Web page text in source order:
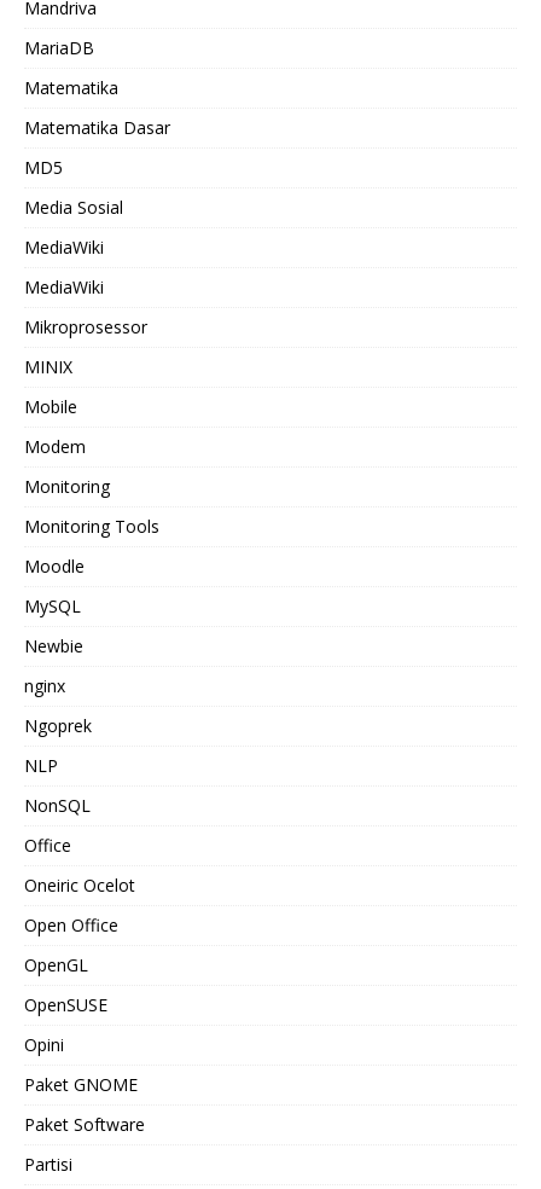
Mandriva
MariaDB
Matematika
Matematika Dasar
MD5
Media Sosial
MediaWiki
MediaWiki
Mikroprosessor
MINIX
Mobile
Modem
Monitoring
Monitoring Tools
Moodle
MySQL
Newbie
nginx
Ngoprek
NLP
NonSQL
Office
Oneiric Ocelot
Open Office
OpenGL
OpenSUSE
Opini
Paket GNOME
Paket Software
Partisi